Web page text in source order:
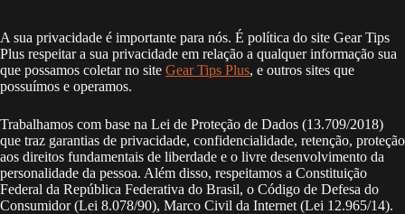
A sua privacidade é importante para nós. É política do site Gear Tips
Plus respeitar a sua privacidade em relação a qualquer informação sua
que possamos coletar no site Gear Tips Plus, e outros sites que
possuímos e operamos.
Trabalhamos com base na Lei de Proteção de Dados (13.709/2018)
que traz garantias de privacidade, confidencialidade, retenção, proteção
aos direitos fundamentais de liberdade e o livre desenvolvimento da
personalidade da pessoa. Além disso, respeitamos a Constituição
Federal da República Federativa do Brasil, o Código de Defesa do
Consumidor (Lei 8.078/90), Marco Civil da Internet (Lei 12.965/14).